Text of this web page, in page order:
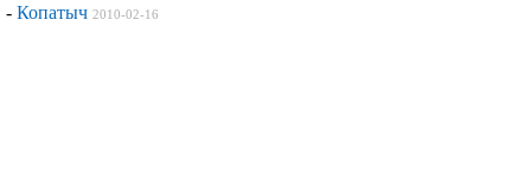
- Копатыч 2010-02-16